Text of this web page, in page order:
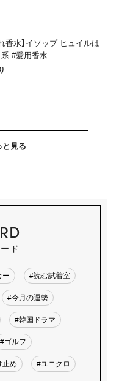
香水】イソップ ヒュイルは
#愛用香水
と見る
ド
ー #読む試着室
#今月の運勢
#韓国ドラマ
#ゴルフ
止め #ユニクロ